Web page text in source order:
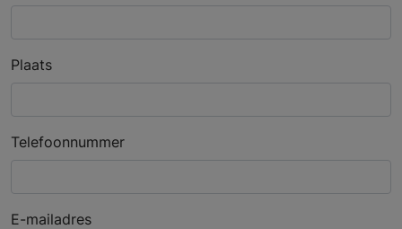
Plaats
Telefoonnummer
E-mailadres